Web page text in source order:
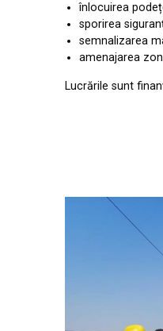
înlocuirea
sporirea
semnalizarea
amenajarea
Lucrările sunt